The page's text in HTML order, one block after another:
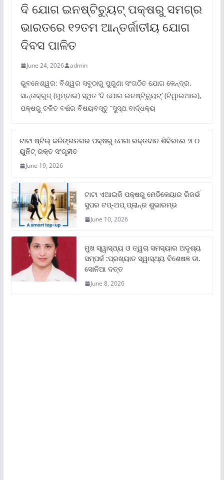
ଦି ଯୋଗ ଇନଷ୍ଟିଚ୍ୟୁଟ୍ ପକ୍ଷରୁ ସମଗ୍ର
ଭାରତରେ ୧୨ତମ ଆନ୍ତର୍ଜାତୀୟ ଯୋଗ
ଦିବସ ପାଳିତ
June 24, 2026 admin
ଭୁବନେଶ୍ୱର: ବିଶ୍ୱର ସବୁଠାରୁ ପୁରୁଣା ସଂଗଠିତ ଯୋଗ କେନ୍ଦ୍ର,
ସାନ୍ତାକ୍ରୁଜ୍ (ମୁମ୍ବାଇ) ସ୍ଥିତ ‘ଦି ଯୋଗ ଇନଷ୍ଟିଚ୍ୟୁଟ୍‌’ (ଟିୱାଇଆଇ),
ପକ୍ଷରୁ ଚଳିତ ବର୍ଷର ବିଷୟବସ୍ତୁ “ସୁସ୍ଥ ବାର୍ଦ୍ଧକ୍ୟ
ଟାଟା ଷ୍ଟିଲ୍‌ କଳିଙ୍ଗନଗର ପକ୍ଷରୁ ମେଗା ରକ୍ତଦାନ ଶିବିରରେ ୨୮୦
ୟୁନିଟ୍‌ ରକ୍ତ ସଂଗୃହୀତ
June 19, 2026
ଟାଟା ଏଆଇଜି ପକ୍ଷରୁ ମେଡିକେୟାର ରିଜର୍ଭ
ସୁପର ଟପ୍‌-ଅପ୍ ପ୍ଲାନ୍‌ର ଶୁଭାରମ୍ଭ
June 10, 2026
ମୁଖ ସ୍ୱାସ୍ଥ୍ୟ ଓ ତ୍ୱଚା ସମସ୍ୟାର ଅଦୃଶ୍ୟ
ସମ୍ପର୍କ :ପ୍ରଖ୍ୟାତ ସ୍ୱାସ୍ଥ୍ୟ ବିଶେଷଜ୍ଞ ଡା.
ସୋନିଆ ଦତ୍ତ
June 8, 2026